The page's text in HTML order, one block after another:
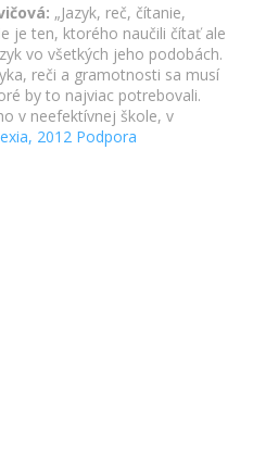
„Jazyk, reč, čítanie,
je ten, ktorého naučili čítať ale
vo všetkých jeho podobách.
reči a gramotnosti sa musí
by to najviac potrebovali.
v neefektívnej škole, v
2012 Podpora